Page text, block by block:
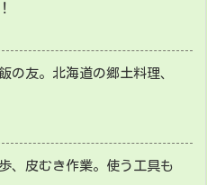
の友。北海道の郷土料理、
、皮むき作業。使う工具も